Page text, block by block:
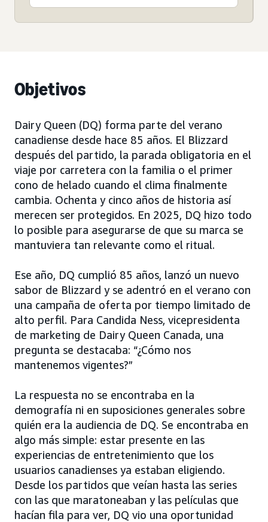
Objetivos
Dairy Queen (DQ) forma parte del verano
canadiense desde hace 85 años. El Blizzard
después del partido, la parada obligatoria en el
viaje por carretera con la familia o el primer
cono de helado cuando el clima finalmente
cambia. Ochenta y cinco años de historia así
merecen ser protegidos. En 2025, DQ hizo todo
lo posible para asegurarse de que su marca se
mantuviera tan relevante como el ritual.
Ese año, DQ cumplió 85 años, lanzó un nuevo
sabor de Blizzard y se adentró en el verano con
una campaña de oferta por tiempo limitado de
alto perfil. Para Candida Ness, vicepresidenta
de marketing de Dairy Queen Canada, una
pregunta se destacaba: “¿Cómo nos
mantenemos vigentes?”
La respuesta no se encontraba en la
demografía ni en suposiciones generales sobre
quién era la audiencia de DQ. Se encontraba en
algo más simple: estar presente en las
experiencias de entretenimiento que los
usuarios canadienses ya estaban eligiendo.
Desde los partidos que veían hasta las series
con las que maratoneaban y las películas que
hacían fila para ver, DQ vio una oportunidad